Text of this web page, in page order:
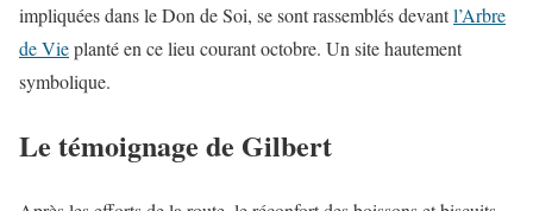
impliquées dans le Don de Soi, se sont rassemblés devantl’Arbre
de Vieplanté en ce lieu courant octobre. Un site hautement
symbolique.
Le témoignage de Gilbert